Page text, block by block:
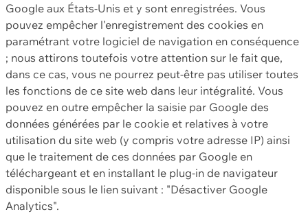
Google aux États-Unis et y sont enregistrées. Vous
pouvez empêcher l'enregistrement des cookies en
paramétrant votre logiciel de navigation en conséquence
; nous attirons toutefois votre attention sur le fait que,
dans ce cas, vous ne pourrez peut-être pas utiliser toutes
les fonctions de ce site web dans leur intégralité. Vous
pouvez en outre empêcher la saisie par Google des
données générées par le cookie et relatives à votre
utilisation du site web (y compris votre adresse IP) ainsi
que le traitement de ces données par Google en
téléchargeant et en installant le plug-in de navigateur
disponible sous le lien suivant : "Désactiver Google
Analytics".